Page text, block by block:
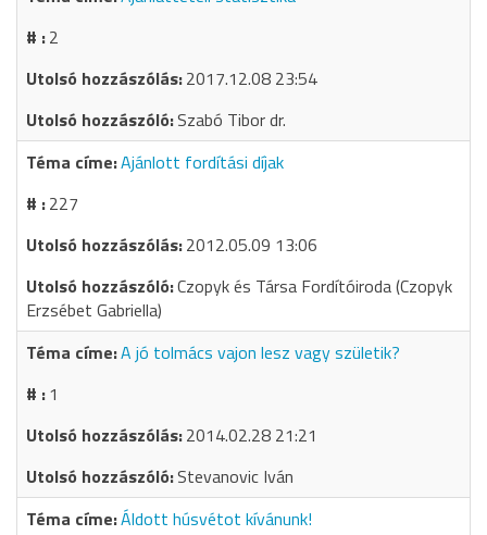
2
2017.12.08 23:54
Szabó Tibor dr.
Ajánlott fordítási díjak
227
2012.05.09 13:06
Czopyk és Társa Fordítóiroda (Czopyk
Erzsébet Gabriella)
A jó tolmács vajon lesz vagy születik?
1
2014.02.28 21:21
Stevanovic Iván
Áldott húsvétot kívánunk!